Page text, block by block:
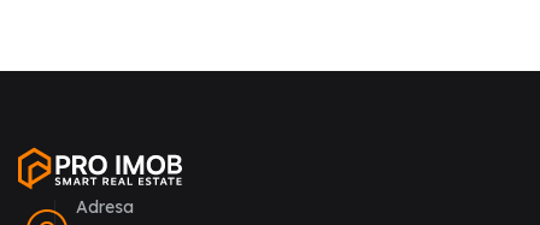
Adresa